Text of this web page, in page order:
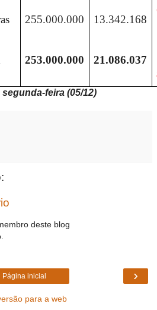
255.000.000
253.000.000
13.342.168
21.086.037
feira (05/12)
deste blog
›
Página inicial
para a web